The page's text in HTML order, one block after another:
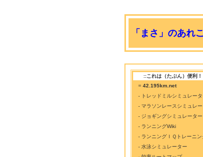
「まさ」のあれ
::これは（たぶん）便利！
= 42.195km.net
- トレッドミルシミュレータ
- マラソンレースシミュレー
- ジョギングシミュレーター
- ランニングWiki
- ランニングＩＱトレーニン
- 水泳シミュレーター